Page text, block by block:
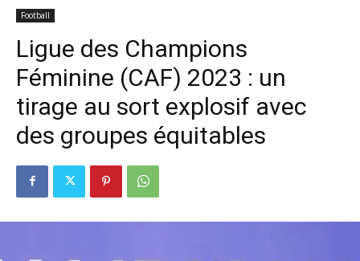
Football
Ligue des Champions
Féminine (CAF) 2023 : un
tirage au sort explosif avec
des groupes équitables